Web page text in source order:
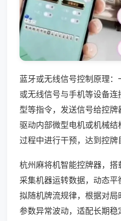
蓝牙或无线信号控制原理
或无线信号与手机等设备
型等指令，发送信号给控
驱动内部微型电机或机械
过程中进行干预，达到控牌
杭州麻将机智能控牌器，
采集机器运转数据，动态
拟随机牌流规律，根据对
参数异常波动，适配长期稳